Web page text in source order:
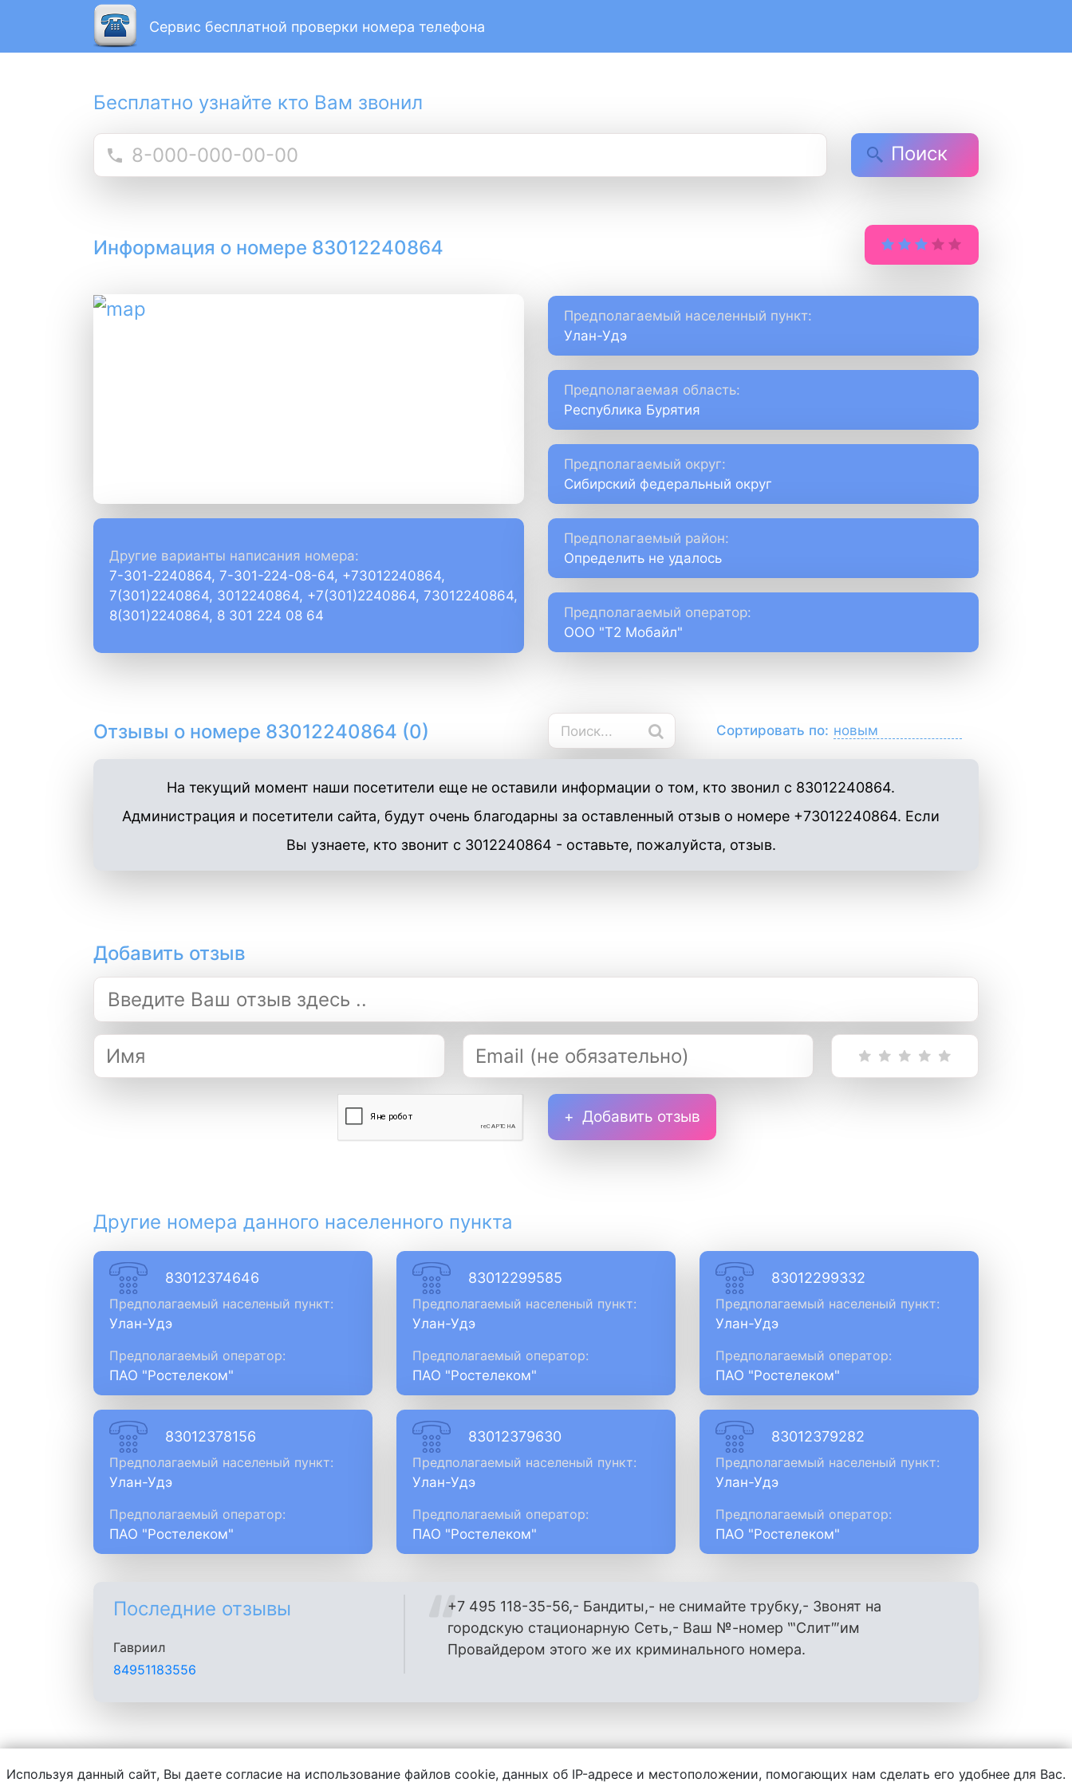
Сервис бесплатной проверки номера телефона
Бесплатно узнайте кто Вам звонил
Поиск
Информация о номере 83012240864
Предполагаемый населенный пункт:
Улан-Удэ
Предполагаемая область:
Республика Бурятия
Предполагаемый округ:
Сибирский федеральный округ
Другие варианты написания номера:
7-301-2240864, 7-301-224-08-64, +73012240864,
7(301)2240864, 3012240864, +7(301)2240864, 73012240864,
8(301)2240864, 8 301 224 08 64
Предполагаемый район:
Определить не удалось
Предполагаемый оператор:
ООО "Т2 Мобайл"
Отзывы о номере 83012240864 (0) Сортировать по:
На текущий момент наши посетители еще не оставили информации о том, кто звонил с 83012240864.
Администрация и посетители сайта, будут очень благодарны за оставленный отзыв о номере +73012240864. Если
Вы узнаете, кто звонит с 3012240864 - оставьте, пожалуйста, отзыв.
Добавить отзыв
Добавить отзыв
Другие номера данного населенного пункта
83012374646
Предполагаемый населеный пункт:
Улан-Удэ
Предполагаемый оператор:
ПАО "Ростелеком"
83012299585
Предполагаемый населеный пункт:
Улан-Удэ
Предполагаемый оператор:
ПАО "Ростелеком"
83012299332
Предполагаемый населеный пункт:
Улан-Удэ
Предполагаемый оператор:
ПАО "Ростелеком"
83012378156
Предполагаемый населеный пункт:
Улан-Удэ
Предполагаемый оператор:
ПАО "Ростелеком"
83012379630
Предполагаемый населеный пункт:
Улан-Удэ
Предполагаемый оператор:
ПАО "Ростелеком"
83012379282
Предполагаемый населеный пункт:
Улан-Удэ
Предполагаемый оператор:
ПАО "Ростелеком"
Последние отзывы
Гавриил
84951183556
+7 495 118-35-56,- Бандиты,- не снимайте трубку,- Звонят на
городскую стационарную Сеть,- Ваш №-номер ‷Слит‴им
Провайдером этого же их криминального номера.
Администрация сайта не несет ответственности за содержание комментариев, любой другой информации, написанной пользователями.
Используя данный сайт, Вы даете согласие на использование файлов cookie, данных об IP-адресе и местоположении, помогающих нам сделать его удобнее для Вас.